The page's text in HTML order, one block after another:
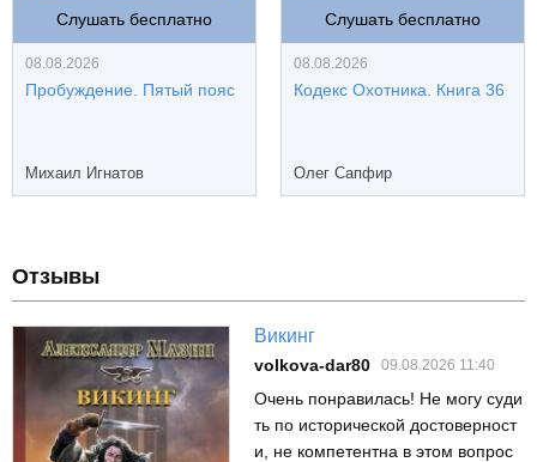
Слушать бесплатно
08.08.2026
Пробуждение. Пятый пояс
Михаил Игнатов
Слушать бесплатно
08.08.2026
Кодекс Охотника. Книга 36
Олег Сапфир
Отзывы
Викинг
volkova-dar80 09.08.2026 11:40
Очень понравилась! Не могу суди
ть по исторической достоверност
и, не компетентна в этом вопрос